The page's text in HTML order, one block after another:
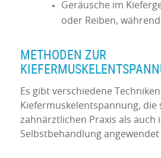
Geräusche im
oder Reiben,
METHODEN ZUR
Es gibt verschiedene
Kiefermuskelentspannung, die
zahnärztlichen Praxis als auch
Selbstbehandlung